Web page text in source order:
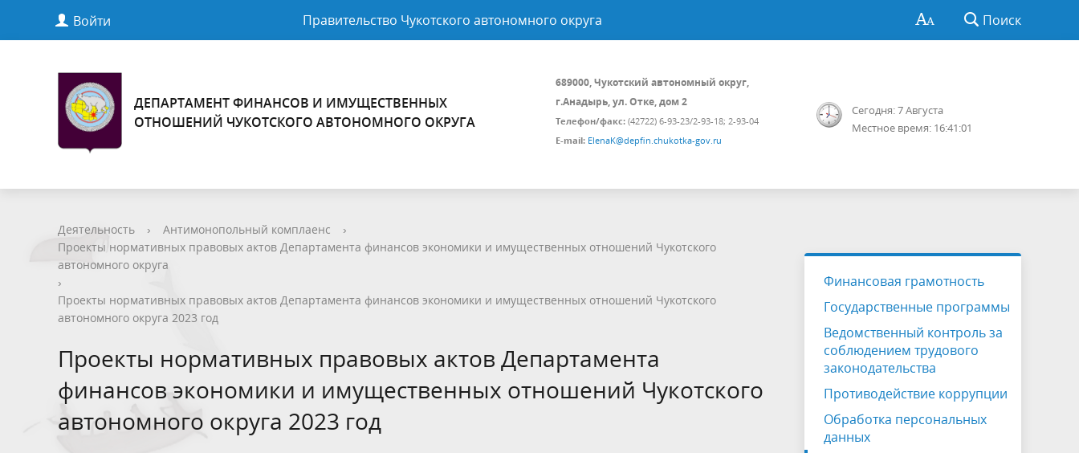
Войти Правительство Чукотского автономного округа Поиск
ДЕПАРТАМЕНТ ФИНАНСОВ И ИМУЩЕСТВЕННЫХ
ОТНОШЕНИЙ ЧУКОТСКОГО АВТОНОМНОГО ОКРУГА
689000, Чукотский автономный округ,
г.Анадырь, ул. Отке, дом 2
Телефон/факс: (42722) 6-93-23/2-93-18; 2-93-04
E-mail: ElenaK@depfin.chukotka-gov.ru
Сегодня: 7 Августа
Местное время: 16:41:02
Деятельность › Антимонопольный комплаенс
›
Проекты нормативных правовых актов Департамента финансов экономики и имущественных отношений Чукотского
автономного округа
›
Проекты нормативных правовых актов Департамента финансов экономики и имущественных отношений Чукотского
автономного округа 2023 год
Проекты нормативных правовых актов Департамента
финансов экономики и имущественных отношений Чукотского
автономного округа 2023 год
Финансовая грамотность
Государственные программы
Ведомственный контроль за
соблюдением трудового
законодательства
Противодействие коррупции
Обработка персональных
данных